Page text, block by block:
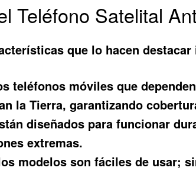
Teléfono Satelital
que lo hacen
teléfonos móviles que
la Tierra, garantizando
diseñados para funcionar
extremas.
modelos son fáciles de usar;